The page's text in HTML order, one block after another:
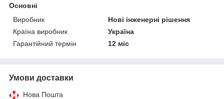
Основні
Виробник
Нові інженерні рішення
Країна виробник
Україна
Гарантійний термін
12 міс
Умови доставки
Нова Пошта